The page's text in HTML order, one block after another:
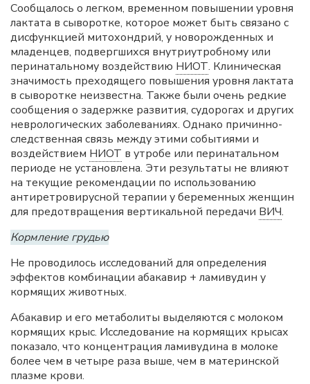
Сообщалось о легком, временном повышении уровня
лактата в сыворотке, которое может быть связано с
дисфункцией митохондрий, у новорожденных и
младенцев, подвергшихся внутриутробному или
перинатальному воздействию НИОТ. Клиническая
значимость преходящего повышения уровня лактата
в сыворотке неизвестна. Также были очень редкие
сообщения о задержке развития, судорогах и других
неврологических заболеваниях. Однако причинно-
следственная связь между этими событиями и
воздействием НИОТ в утробе или перинатальном
периоде не установлена. Эти результаты не влияют
на текущие рекомендации по использованию
антиретровирусной терапии у беременных женщин
для предотвращения вертикальной передачи ВИЧ.
Кормление грудью
Не проводилось исследований для определения
эффектов комбинации абакавир + ламивудин у
кормящих животных.
Абакавир и его метаболиты выделяются с молоком
кормящих крыс. Исследование на кормящих крысах
показало, что концентрация ламивудина в молоке
более чем в четыре раза выше, чем в материнской
плазме крови.